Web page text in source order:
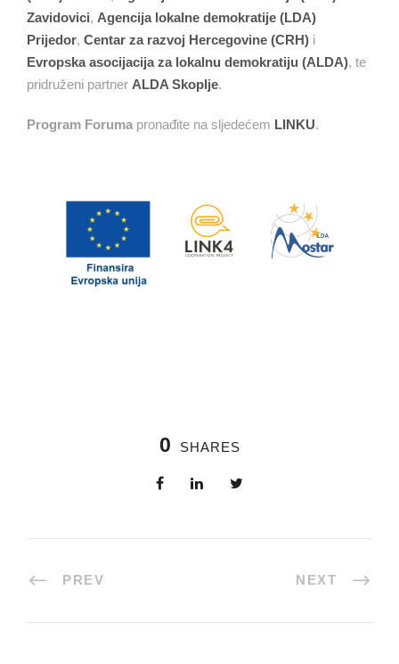
Zavidovici, Agencija lokalne demokratije (LDA)
Prijedor, Centar za razvoj Hercegovine (CRH) i
Evropska asocijacija za lokalnu demokratiju (ALDA), te
pridruženi partner ALDA Skoplje.
Program Foruma pronađite na sljedećem LINKU.
0 SHARES
PREV NEXT